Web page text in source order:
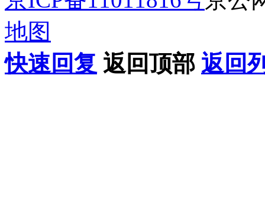
地图
快速回复 返回顶部 返回